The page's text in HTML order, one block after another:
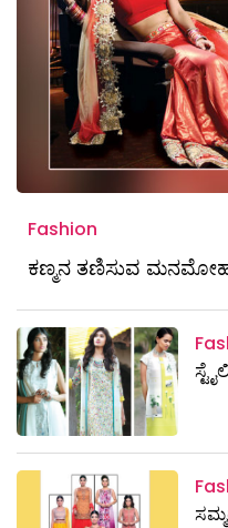
Fashion
ಕಣ್ಮನ ತಣಿಸುವ